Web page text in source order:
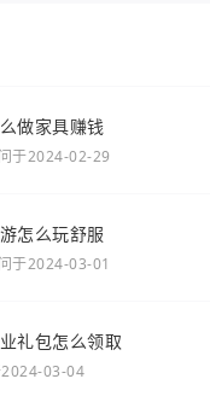
做家具赚钱
于2024-02-29
怎么玩舒服
于2024-03-01
礼包怎么领取
03-04